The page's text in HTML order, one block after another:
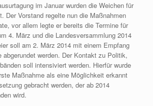
im Januar wurden die Weichen für
Der Vorstand regelte nun die Maßnahmen
vor allem legte er bereits die Termine für
4. März und die Landesversammlung 2014
soll am 2. März 2014 mit einem Empfang
abgerundet werden. Der Kontakt zu Politik,
soll intensiviert werden. Hierfür wurde
Maßnahme als eine Möglichkeit erkannt
gebracht werden, der ab 2014
wird.